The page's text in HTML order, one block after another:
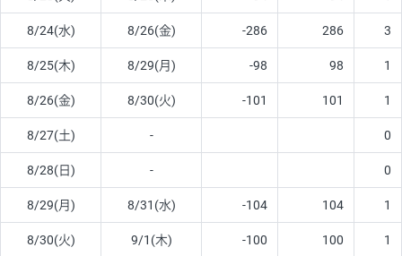
8/24(水) 8/26(金) -286 286 3
8/25(木) 8/29(月) -98 98 1
8/26(金) 8/30(火) -101 101 1
8/27(土) - 0
8/28(日) - 0
8/29(月) 8/31(水) -104 104 1
8/30(火) 9/1(木) -100 100 1